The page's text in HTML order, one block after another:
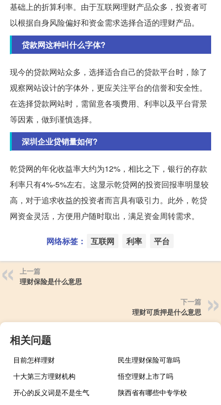
基础上的折算利率。由于互联网理财产品众多，投资者可
以根据自身风险偏好和资金需求选择合适的理财产品。
贷款网这种叫什么字体?
现今的贷款网站众多，选择适合自己的贷款平台时，除了
观察网站设计的字体外，更应关注平台的信誉和安全性。
在选择贷款网站时，需留意各项费用、利率以及平台背景
等因素，做到谨慎选择。
深圳企业贷销量如何?
乾贷网的年化收益率大约为12%，相比之下，银行的存款
利率只有4%-5%左右。这显示乾贷网的投资回报率明显较
高，对于追求收益的投资者而言具有吸引力。此外，乾贷
网资金灵活，方便用户随时取出，满足资金周转需求。
网络标签： 互联网 利率 平台
上一篇
理财保险是什么意思
下一篇
理财可质押是什么意思
相关问题
目前怎样理财
民生理财保险可靠吗
十大第三方理财机构
悟空理财上市了吗
开心的反义词是不是生气
陕西省有哪些中专学校